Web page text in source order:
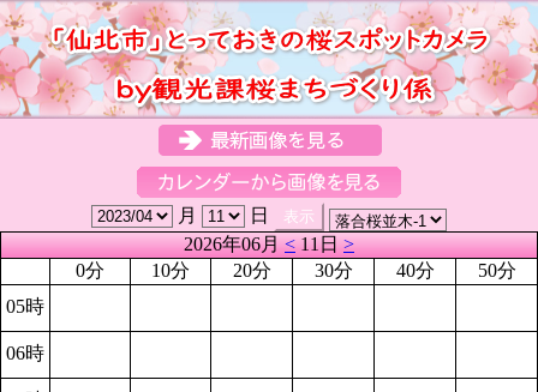
月
日
2026年06月<11日>
0分
10分 20分 30分 40分
50分
05時
06時